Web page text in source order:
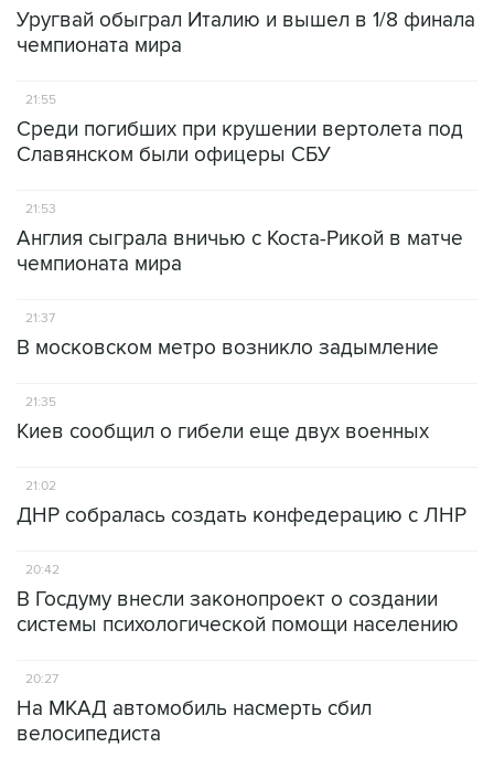
Уругвай обыграл Италию и вышел в 1/8 финала
чемпионата мира
21:55
Среди погибших при крушении вертолета под
Славянском были офицеры СБУ
21:53
Англия сыграла вничью с Коста-Рикой в матче
чемпионата мира
21:37
В московском метро возникло задымление
21:35
Киев сообщил о гибели еще двух военных
21:02
ДНР собралась создать конфедерацию с ЛНР
20:42
В Госдуму внесли законопроект о создании
системы психологической помощи населению
20:27
На МКАД автомобиль насмерть сбил
велосипедиста